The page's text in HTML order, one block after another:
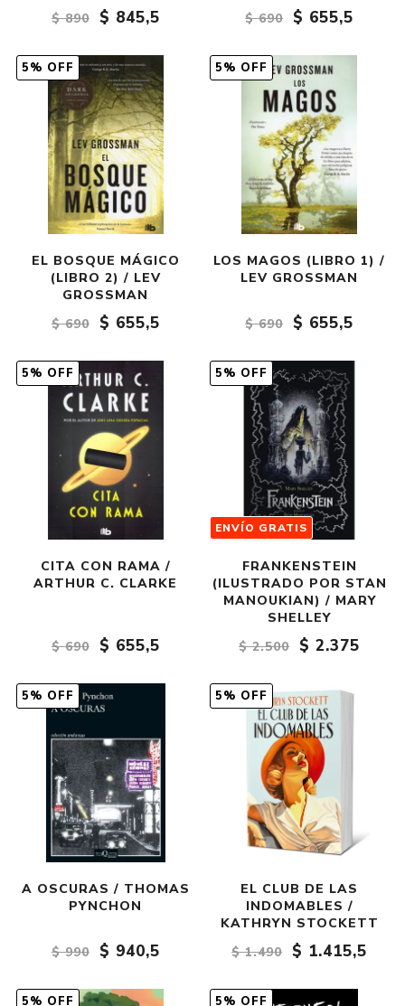
$ 890
$ 845,5
$ 690
$ 655,5
5% OFF
EL BOSQUE MÁGICO
(LIBRO 2) / LEV
GROSSMAN
$ 690
$ 655,5
5% OFF
LOS MAGOS (LIBRO 1) /
LEV GROSSMAN
$ 690 $ 655,5
5% OFF
CITA CON RAMA /
ARTHUR C. CLARKE
$ 690 $ 655,5
5% OFF
ENVÍO GRATIS
FRANKENSTEIN
(ILUSTRADO POR STAN
MANOUKIAN) / MARY
SHELLEY
$ 2.500
$ 2.375
5% OFF
A OSCURAS / THOMAS
PYNCHON
$ 990 $ 940,5
5% OFF
EL CLUB DE LAS
INDOMABLES /
KATHRYN STOCKETT
$ 1.490
$ 1.415,5
5% OFF 5% OFF